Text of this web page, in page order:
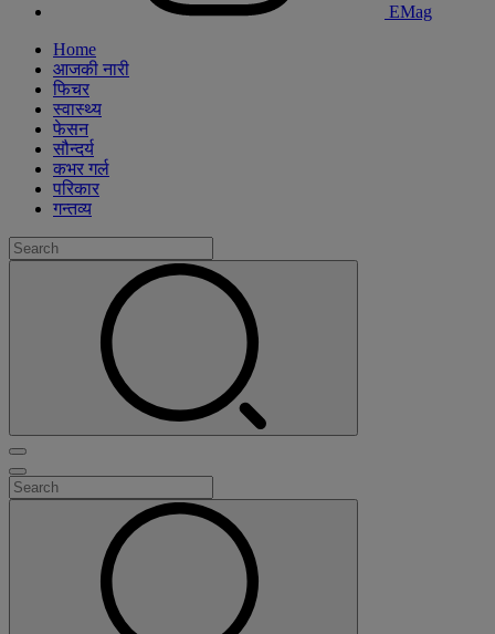
EMag
Home
आजकी नारी
फिचर
स्वास्थ्य
फेसन
सौन्दर्य
कभर गर्ल
परिकार
गन्तव्य